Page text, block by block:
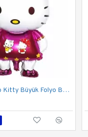
Toptan Hello Kitty Büyük Folyo Balon